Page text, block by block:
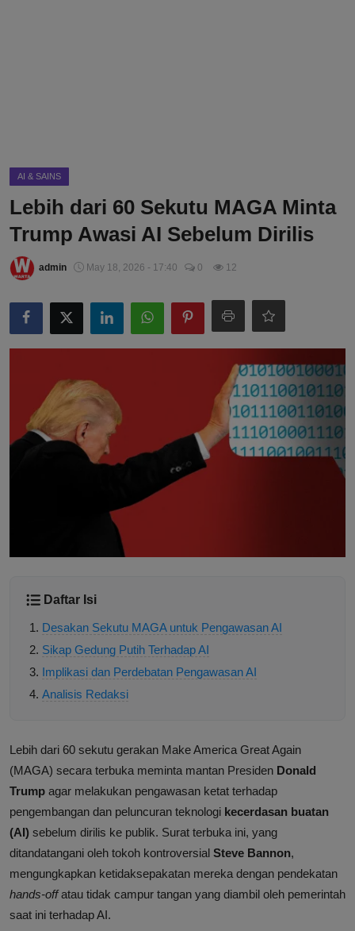
AI & SAINS
Lebih dari 60 Sekutu MAGA Minta
Trump Awasi AI Sebelum Dirilis
admin May 18, 2026 - 17:40 0 12
Daftar Isi
Desakan Sekutu MAGA untuk Pengawasan AI
Sikap Gedung Putih Terhadap AI
Implikasi dan Perdebatan Pengawasan AI
Analisis Redaksi
Lebih dari 60 sekutu gerakan Make America Great Again
(MAGA) secara terbuka meminta mantan Presiden Donald
Trump agar melakukan pengawasan ketat terhadap
pengembangan dan peluncuran teknologi kecerdasan buatan
(AI) sebelum dirilis ke publik. Surat terbuka ini, yang
ditandatangani oleh tokoh kontroversial Steve Bannon,
mengungkapkan ketidaksepakatan mereka dengan pendekatan
hands-offatau tidak campur tangan yang diambil oleh pemerintah
saat ini terhadap AI.